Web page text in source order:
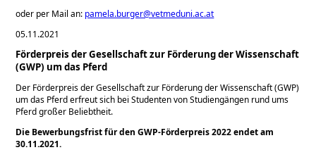
oder per Mail an: pamela.burger@vetmeduni.ac.at
05.11.2021
Förderpreis der Gesellschaft zur Förderung der Wissenschaft
(GWP) um das Pferd
Der Förderpreis der Gesellschaft zur Förderung der Wissenschaft (GWP)
um das Pferd erfreut sich bei Studenten von Studiengängen rund ums
Pferd großer Beliebtheit.
Die Bewerbungsfrist für den GWP-Förderpreis 2022 endet am
30.11.2021.